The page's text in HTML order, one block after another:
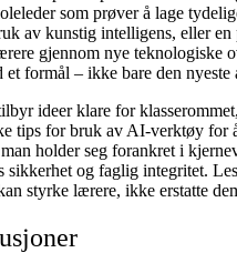
som prøver å lage
av kunstig intelligens, eller en
gjennom nye teknologiske
et formål – ikke bare den nyeste
ideer klare for
tips for bruk av AI-verktøy for
holder seg forankret i
sikkerhet og faglig integritet.
styrke lærere, ikke erstatte